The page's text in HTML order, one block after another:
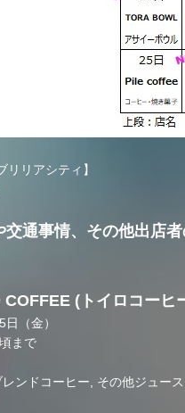
リリアシティ】
通事情、その他出店
(トイロコーヒ
（金）
まで
ンドコーヒー, その他ジュー